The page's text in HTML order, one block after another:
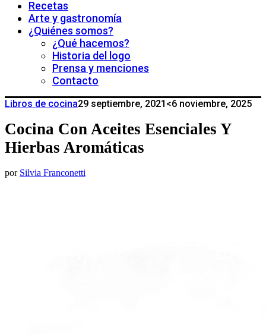
Recetas
Arte y gastronomía
¿Quiénes somos?
¿Qué hacemos?
Historia del logo
Prensa y menciones
Contacto
Libros de cocina29 septiembre, 2021 <6 noviembre, 2025
Cocina Con Aceites Esenciales Y
Hierbas Aromáticas
por Silvia Franconetti